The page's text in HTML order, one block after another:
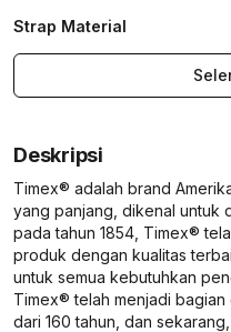
Strap Material
Deskripsi
Timex® adalah brand
yang panjang, dikenal untuk
pada tahun 1854, Timex®
produk dengan kualitas
untuk semua kebutuhkan
Timex® telah menjadi
dari 160 tahun, dan